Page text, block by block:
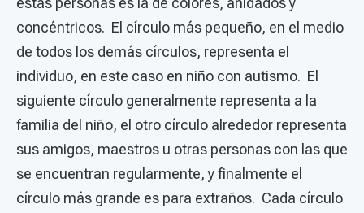
concéntricos. El círculo más pequeño, en el medio
de todos los demás círculos, representa el
individuo, en este caso en niño con autismo. El
siguiente círculo generalmente representa a la
familia del niño, el otro círculo alrededor representa
sus amigos, maestros u otras personas con las que
se encuentran regularmente, y finalmente el
círculo más grande es para extraños. Cada círculo